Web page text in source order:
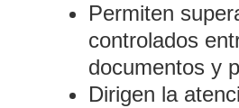
Permiten
controlados
documentos y
Dirigen la